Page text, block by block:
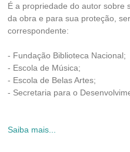
É a propriedade do autor sobre
da obra e para sua proteção,
correspondente:
- Fundação Biblioteca Nacional;
- Escola de Música;
- Escola de Belas Artes;
- Secretaria para o
Saiba mais...